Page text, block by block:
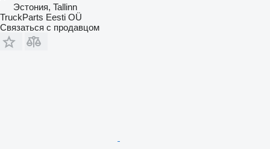
Эстония, Tallinn
TruckParts Eesti OÜ
Связаться с продавцом